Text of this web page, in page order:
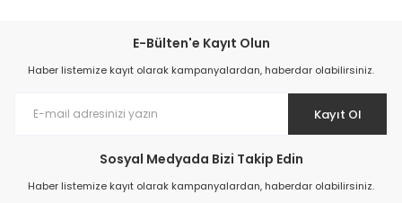
E-Bülten'e Kayıt Olun
Haber listemize kayıt olarak kampanyalardan, haberdar olabilirsiniz.
Kayıt Ol
Sosyal Medyada Bizi Takip Edin
Haber listemize kayıt olarak kampanyalardan, haberdar olabilirsiniz.